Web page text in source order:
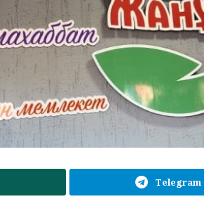
Telegram